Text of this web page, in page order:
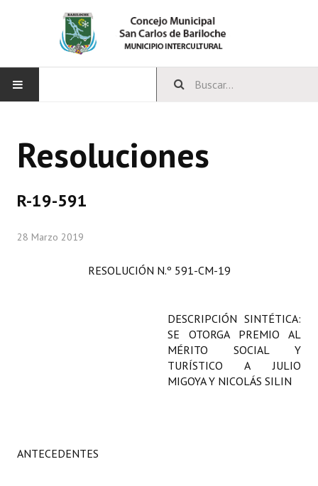
CONCEJO
Comisiones Especiales
Carta Orgánica 2007
Resoluciones
R-19-591
28 Marzo 2019
RESOLUCIÓN N.º 591-CM-19
DESCRIPCIÓN SINTÉTICA:
SE OTORGA PREMIO AL
MÉRITO SOCIAL Y
TURÍSTICO A JULIO
MIGOYA Y NICOLÁS SILIN
ANTECEDENTES